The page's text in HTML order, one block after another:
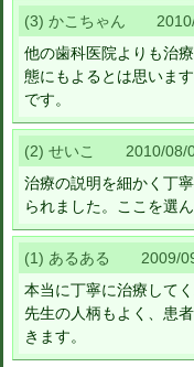
(3) かこちゃん
他の歯科医院よりも治
態にもよるとは思いま
です。
(2) せいこ 2010/08/
治療の説明を細かく丁
られました。ここを選
(1) あるある 2009/
本当に丁寧に治療してく
先生の人柄もよく、患
きます。